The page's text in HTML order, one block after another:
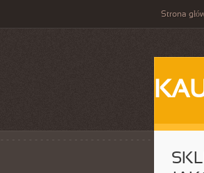
Strona